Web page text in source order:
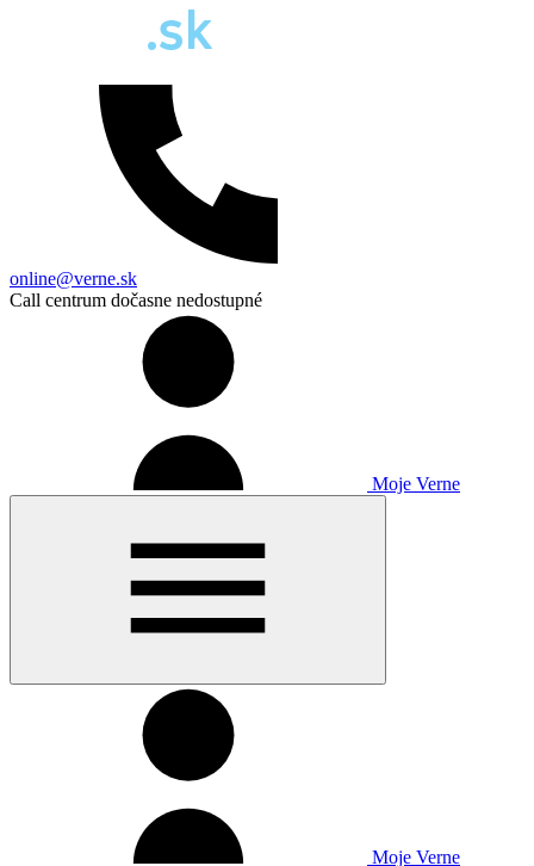
online@verne.sk
Call centrum dočasne nedostupné
Moje Verne
Moje Verne